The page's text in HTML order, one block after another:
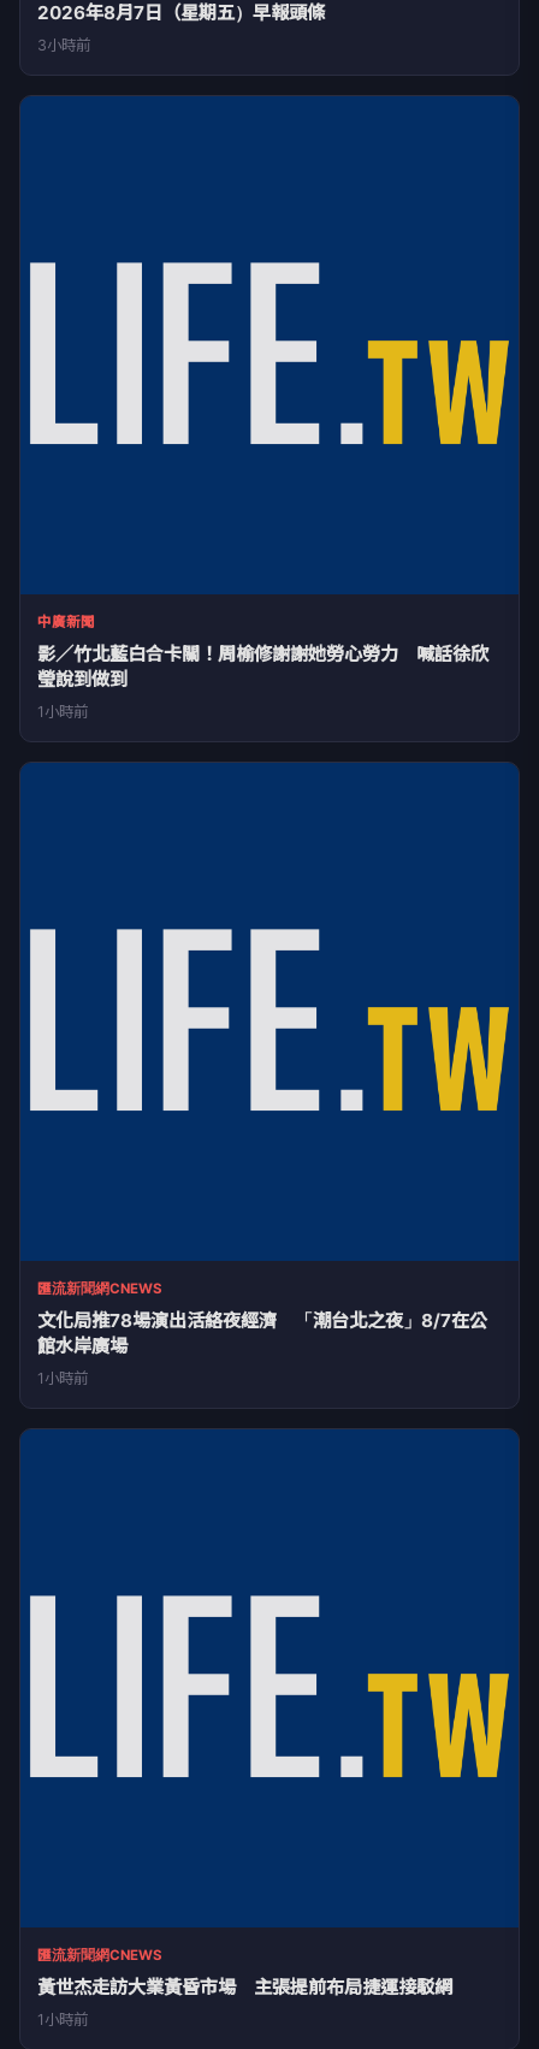
2026年8月7日（星期五）早報頭條
3小時前
中廣新聞
影／竹北藍白合卡關！周榆修謝謝她勞心勞力 喊話徐欣
瑩說到做到
1小時前
匯流新聞網CNEWS
文化局推78場演出活絡夜經濟 「潮台北之夜」8/7在公
館水岸廣場
1小時前
匯流新聞網CNEWS
黃世杰走訪大業黃昏市場 主張提前布局捷運接駁網
1小時前